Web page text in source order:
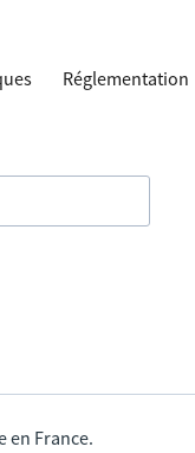
Réglementation
en France.